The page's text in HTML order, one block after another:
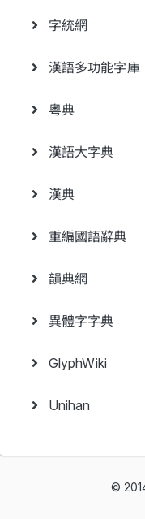
字統網
漢語多功能字庫
粵典
漢語大字典
漢典
重編國語辭典
韻典網
異體字字典
GlyphWiki
Unihan
©